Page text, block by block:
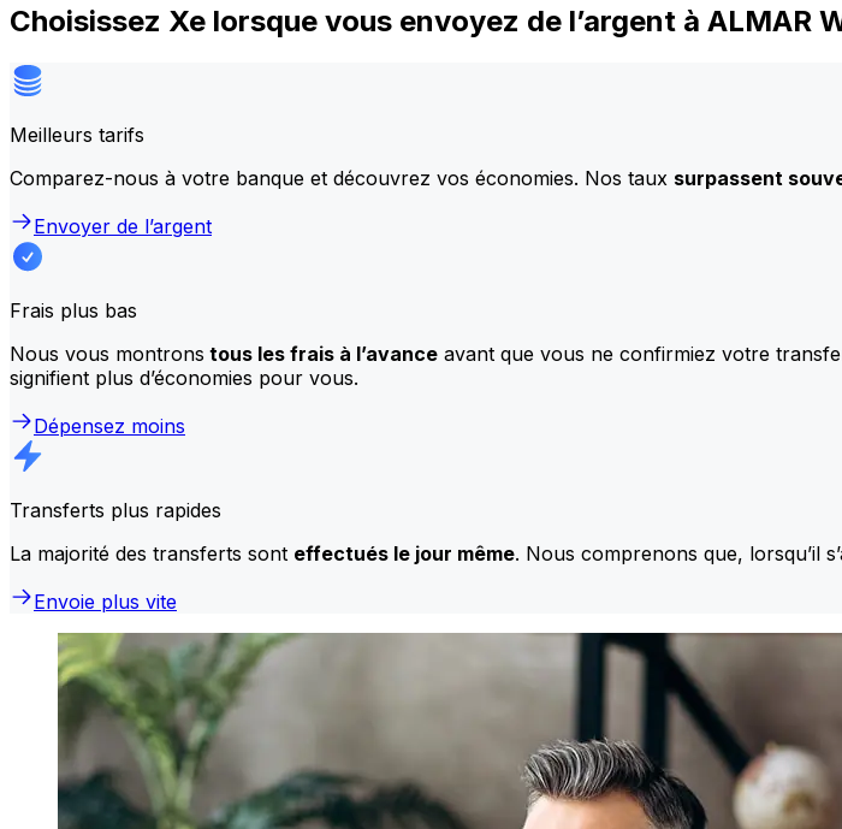
Choisissez Xe lorsque vous envoyez de l’argent à ALMAR
Meilleurs tarifs
Comparez-nous à votre banque et découvrez vos économies. Nos taux surpassent
Envoyer de l’argent
Frais plus bas
Nous vous montrons tous les frais à l’avance avant que vous ne confirmiez votre
signifient plus d’économies pour vous.
Dépensez moins
Transferts plus rapides
La majorité des transferts sont effectués le jour même. Nous comprenons que, lorsqu’il
Envoie plus vite